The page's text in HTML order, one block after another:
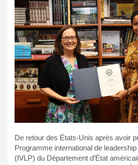
De retour des États-Unis après avoir
Programme international de
(IVLP) du Département d’État